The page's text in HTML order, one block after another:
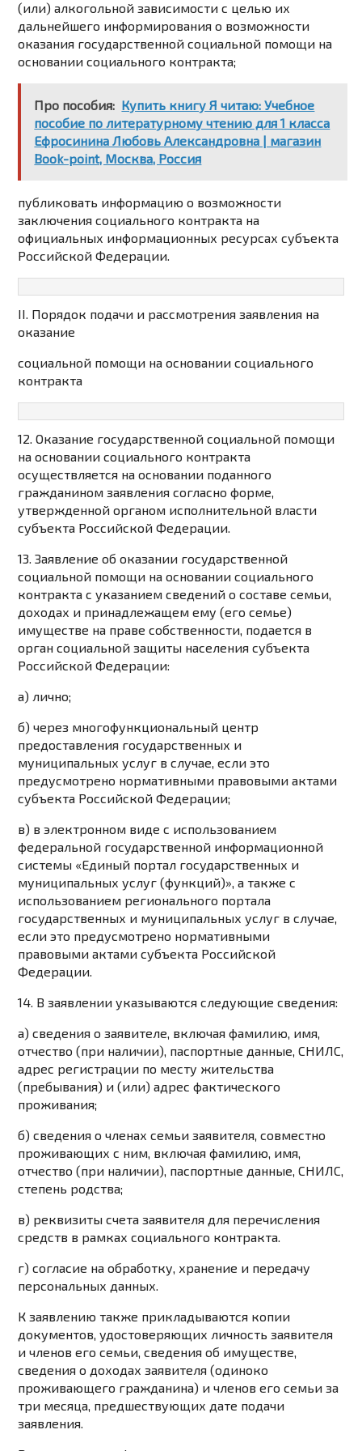
(или) алкогольной зависимости с целью их
дальнейшего информирования о возможности
оказания государственной социальной помощи на
основании социального контракта;
Про пособия: Купить книгу Я читаю: Учебное
пособие по литературному чтению для 1 класса
Ефросинина Любовь Александровна | магазин
Book-point, Москва, Россия
публиковать информацию о возможности
заключения социального контракта на
официальных информационных ресурсах субъекта
Российской Федерации.
II. Порядок подачи и рассмотрения заявления на
оказание
социальной помощи на основании социального
контракта
12. Оказание государственной социальной помощи
на основании социального контракта
осуществляется на основании поданного
гражданином заявления согласно форме,
утвержденной органом исполнительной власти
субъекта Российской Федерации.
13. Заявление об оказании государственной
социальной помощи на основании социального
контракта с указанием сведений о составе семьи,
доходах и принадлежащем ему (его семье)
имуществе на праве собственности, подается в
орган социальной защиты населения субъекта
Российской Федерации:
а) лично;
б) через многофункциональный центр
предоставления государственных и
муниципальных услуг в случае, если это
предусмотрено нормативными правовыми актами
субъекта Российской Федерации;
в) в электронном виде с использованием
федеральной государственной информационной
системы «Единый портал государственных и
муниципальных услуг (функций)», а также с
использованием регионального портала
государственных и муниципальных услуг в случае,
если это предусмотрено нормативными
правовыми актами субъекта Российской
Федерации.
14. В заявлении указываются следующие сведения:
а) сведения о заявителе, включая фамилию, имя,
отчество (при наличии), паспортные данные, СНИЛС,
адрес регистрации по месту жительства
(пребывания) и (или) адрес фактического
проживания;
б) сведения о членах семьи заявителя, совместно
проживающих с ним, включая фамилию, имя,
отчество (при наличии), паспортные данные, СНИЛС,
степень родства;
в) реквизиты счета заявителя для перечисления
средств в рамках социального контракта.
г) согласие на обработку, хранение и передачу
персональных данных.
К заявлению также прикладываются копии
документов, удостоверяющих личность заявителя
и членов его семьи, сведения об имуществе,
сведения о доходах заявителя (одиноко
проживающего гражданина) и членов его семьи за
три месяца, предшествующих дате подачи
заявления.